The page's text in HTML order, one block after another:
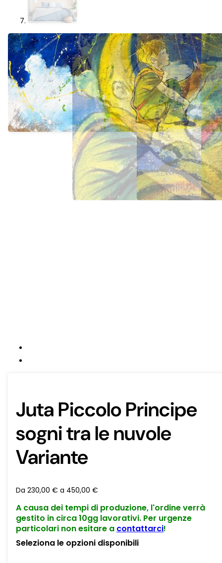
Juta Piccolo Principe
sogni tra le nuvole
Variante
Da 230,00 € a 450,00 €
A causa dei tempi di produzione, l'ordine verrà
gestito in circa 10gg lavorativi. Per urgenze
particolari non esitare a contattarci!
Seleziona le opzioni disponibili